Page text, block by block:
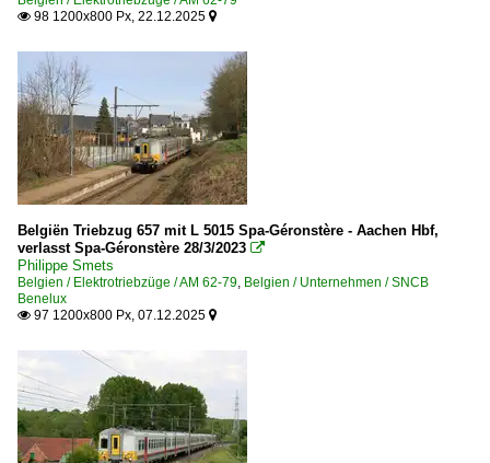
 98 1200x800 Px, 22.12.2025 
Belgiën Triebzug 657 mit L 5015 Spa-Géronstère - Aachen Hbf,
verlasst Spa-Géronstère 28/3/2023 
Philippe Smets
Belgien / Elektrotriebzüge / AM 62-79, Belgien / Unternehmen / SNCB
Benelux
 97 1200x800 Px, 07.12.2025 